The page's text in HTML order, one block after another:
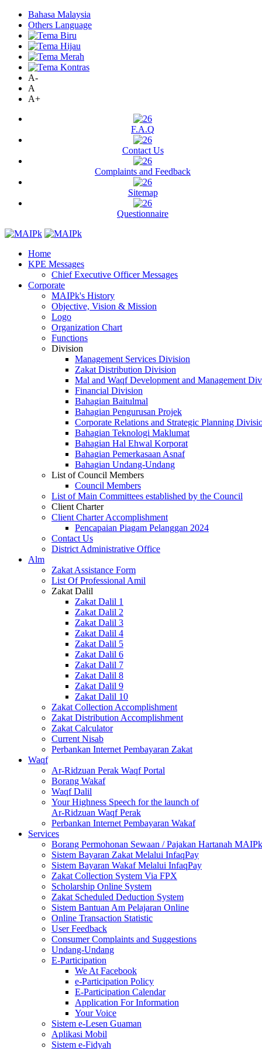
Bahasa Malaysia
Others Language
A-
A
A+
F.A.Q
Contact Us
Complaints and Feedback
Sitemap
Questionnaire
Home
KPE Messages
Chief Executive Officer Messages
Corporate
MAIPk's History
Objective, Vision & Mission
Logo
Organization Chart
Functions
Division
Management Services Division
Zakat Distribution Division
Mal and Waqf Development and Management
Financial Division
Bahagian Baitulmal
Bahagian Pengurusan Projek
Corporate Relations and Strategic Planning
Bahagian Teknologi Maklumat
Bahagian Hal Ehwal Korporat
Bahagian Pemerkasaan Asnaf
Bahagian Undang-Undang
List of Council Members
Council Members
List of Main Committees established by the Council
Client Charter
Client Charter Accomplishment
Pencapaian Piagam Pelanggan 2024
Contact Us
District Administrative Office
Alm
Zakat Assistance Form
List Of Professional Amil
Zakat Dalil
Zakat Dalil 1
Zakat Dalil 2
Zakat Dalil 3
Zakat Dalil 4
Zakat Dalil 5
Zakat Dalil 6
Zakat Dalil 7
Zakat Dalil 8
Zakat Dalil 9
Zakat Dalil 10
Zakat Collection Accomplishment
Zakat Distribution Accomplishment
Zakat Calculator
Current Nisab
Perbankan Internet Pembayaran Zakat
Waqf
Ar-Ridzuan Perak Waqf Portal
Borang Wakaf
Waqf Dalil
Your Highness Speech for the launch of
Ar-Ridzuan Waqf Perak
Perbankan Internet Pembayaran Wakaf
Services
Borang Permohonan Sewaan / Pajakan Hartanah MAIPk
Sistem Bayaran Zakat Melalui InfaqPay
Sistem Bayaran Wakaf Melalui InfaqPay
Zakat Collection System Via FPX
Scholarship Online System
Zakat Scheduled Deduction System
Sistem Bantuan Am Pelajaran Online
Online Transaction Statistic
User Feedback
Consumer Complaints and Suggestions
Undang-Undang
E-Participation
We At Facebook
e-Participation Policy
E-Participation Calendar
Application For Information
Your Voice
Sistem e-Lesen Guaman
Aplikasi Mobil
Sistem e-Fidyah